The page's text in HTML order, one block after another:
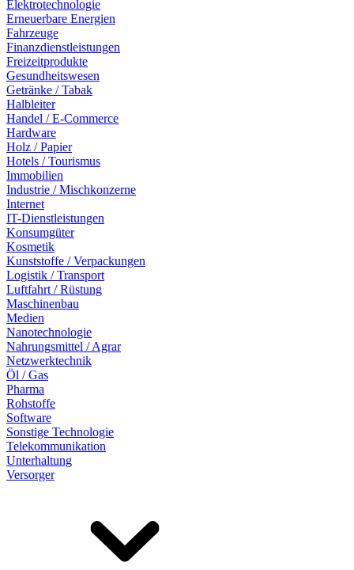
Elektrotechnologie
Erneuerbare Energien
Fahrzeuge
Finanzdienstleistungen
Freizeitprodukte
Gesundheitswesen
Getränke / Tabak
Halbleiter
Handel / E-Commerce
Hardware
Holz / Papier
Hotels / Tourismus
Immobilien
Industrie / Mischkonzerne
Internet
IT-Dienstleistungen
Konsumgüter
Kosmetik
Kunststoffe / Verpackungen
Logistik / Transport
Luftfahrt / Rüstung
Maschinenbau
Medien
Nanotechnologie
Nahrungsmittel / Agrar
Netzwerktechnik
Öl / Gas
Pharma
Rohstoffe
Software
Sonstige Technologie
Telekommunikation
Unterhaltung
Versorger